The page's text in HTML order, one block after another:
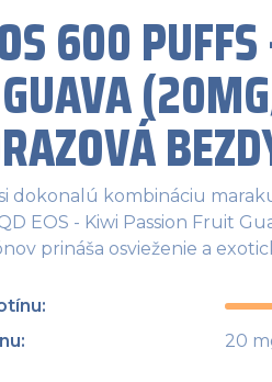
600
dokonalú kombináciu
EOS - Kiwi Passion Fruit
prináša osvieženie a
:
: 20